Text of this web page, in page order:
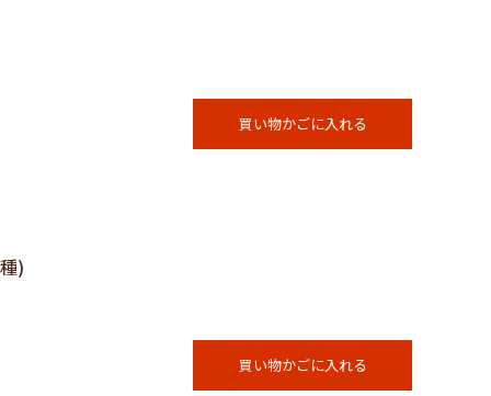
買い物かごに入れる
)
買い物かごに入れる